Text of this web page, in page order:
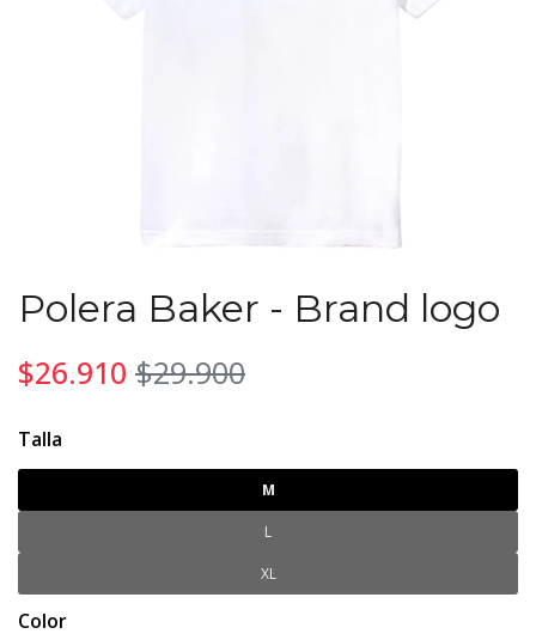
Polera Baker - Brand logo
$26.910 $29.900
Talla
M
L
XL
Color